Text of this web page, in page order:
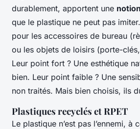
durablement, apportent une
que le plastique ne peut pas
pour les accessoires de bureau
ou les objets de loisirs (porte-
Leur point fort ? Une esthétique
bien. Leur point faible ? Une
non traités. Mais bien choisis, ils
Plastiques recyclés et RPET
Le plastique n’est pas l’ennemi, à